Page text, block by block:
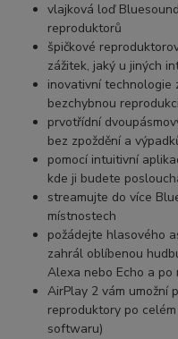
vlajková loď
reproduktorů
špičkové
zážitek, jaký u jiných
inovativní
bezchybnou
prvotřídní
bez zpoždění a
pomocí intuitivní
kde ji budete
streamujte do více
místnostech
požádejte hlasového
zahrál oblíbenou
Alexa nebo Echo a
AirPlay 2 vám umožní
reproduktory po
softwaru)